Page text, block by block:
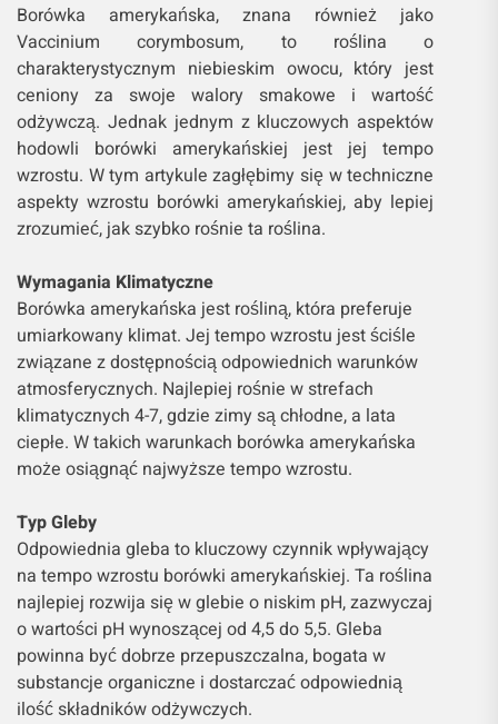
Borówka amerykańska, znana również jako
Vaccinium corymbosum, to roślina o
charakterystycznym niebieskim owocu, który jest
ceniony za swoje walory smakowe i wartość
odżywczą. Jednak jednym z kluczowych aspektów
hodowli borówki amerykańskiej jest jej tempo
wzrostu. W tym artykule zagłębimy się w techniczne
aspekty wzrostu borówki amerykańskiej, aby lepiej
zrozumieć, jak szybko rośnie ta roślina.
Wymagania Klimatyczne
Borówka amerykańska jest rośliną, która preferuje
umiarkowany klimat. Jej tempo wzrostu jest ściśle
związane z dostępnością odpowiednich warunków
atmosferycznych. Najlepiej rośnie w strefach
klimatycznych 4-7, gdzie zimy są chłodne, a lata
ciepłe. W takich warunkach borówka amerykańska
może osiągnąć najwyższe tempo wzrostu.
Typ Gleby
Odpowiednia gleba to kluczowy czynnik wpływający
na tempo wzrostu borówki amerykańskiej. Ta roślina
najlepiej rozwija się w glebie o niskim pH, zazwyczaj
o wartości pH wynoszącej od 4,5 do 5,5. Gleba
powinna być dobrze przepuszczalna, bogata w
substancje organiczne i dostarczać odpowiednią
ilość składników odżywczych.